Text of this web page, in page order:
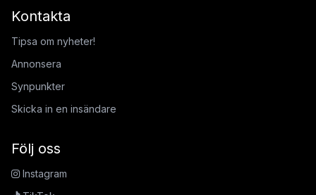
Kontakta
Tipsa om nyheter!
Annonsera
Synpunkter
Skicka in en insändare
Följ oss
Instagram